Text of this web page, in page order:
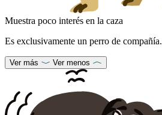
Muestra poco interés en la caza
Es exclusivamente un perro de compañía.
Ver más Ver menos